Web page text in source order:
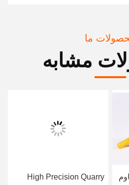
ما
مشابه
High Precision Quarry